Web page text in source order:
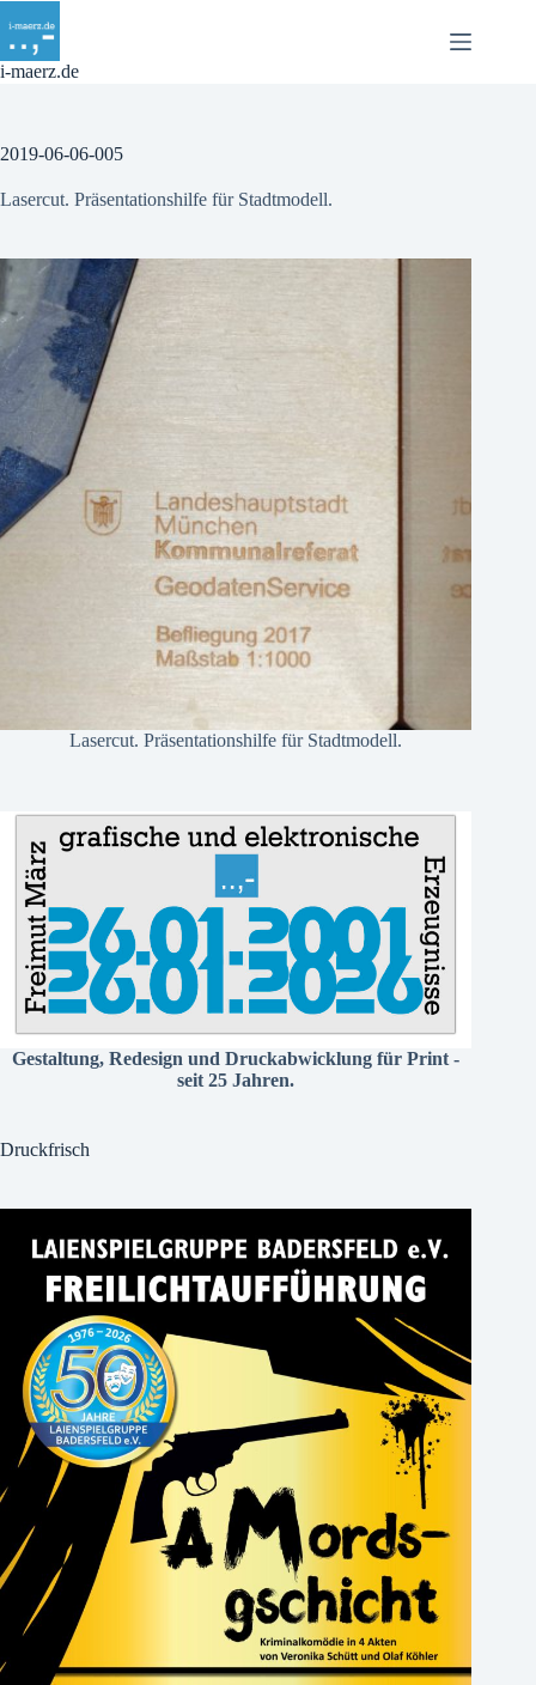
Inhalt
springen
i-maerz.de
2019-06-06-005
Lasercut. Präsentationshilfe für Stadtmodell.
Lasercut. Präsentationshilfe für Stadtmodell.
Gestaltung, Redesign und Druckabwicklung für Print -
seit 25 Jahren.
Druckfrisch